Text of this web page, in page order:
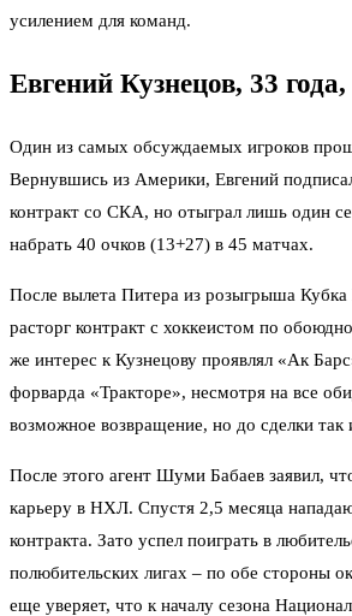
усилением для команд.
Евгений Кузнецов, 33
Один из самых обсуждаемых игроков
Вернувшись из Америки, Евгений
контракт со СКА, но отыграл лишь один
набрать 40 очков (13+27) в 45 матчах.
После вылета Питера из розыгрыша Кубка
расторг контракт с хоккеистом по
же интерес к Кузнецову проявлял «Ак
форварда «Тракторе», несмотря на все
возможное возвращение, но до сделки
После этого агент Шуми Бабаев заявил,
карьеру в НХЛ. Спустя 2,5 месяца
контракта. Зато успел поиграть в
полюбительских лигах – по обе стороны
еще уверяет, что к началу сезона